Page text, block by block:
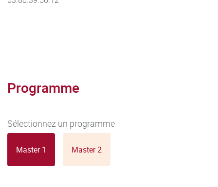
Programme
Sélectionnez un programme
Master 1 Master 2